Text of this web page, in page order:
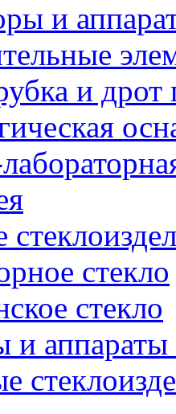
и
и дрот
стекло
стекло
аппараты